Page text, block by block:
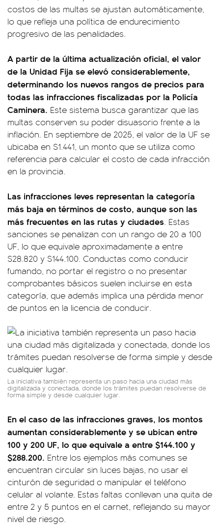
costos de las multas se ajustan automáticamente,
lo que refleja una política de endurecimiento
progresivo de las penalidades.
A partir de la última actualización oficial, el valor
de la Unidad Fija se elevó considerablemente,
determinando los nuevos rangos de precios para
todas las infracciones fiscalizadas por la Policía
Caminera. Este sistema busca garantizar que las
multas conserven su poder disuasorio frente a la
inflación. En septiembre de 2025, el valor de la UF se
ubicaba en $1.441, un monto que se utiliza como
referencia para calcular el costo de cada infracción
en la provincia.
Las infracciones leves representan la categoría
más baja en términos de costo, aunque son las
más frecuentes en las rutas y ciudades. Estas
sanciones se penalizan con un rango de 20 a 100
UF, lo que equivale aproximadamente a entre
$28.820 y $144.100. Conductas como conducir
fumando, no portar el registro o no presentar
comprobantes básicos suelen incluirse en esta
categoría, que además implica una pérdida menor
de puntos en la licencia de conducir.
La iniciativa también representa un paso hacia una ciudad más
digitalizada y conectada, donde los trámites puedan resolverse de
forma simple y desde cualquier lugar.
En el caso de las infracciones graves, los montos
aumentan considerablemente y se ubican entre
100 y 200 UF, lo que equivale a entre $144.100 y
$288.200. Entre los ejemplos más comunes se
encuentran circular sin luces bajas, no usar el
cinturón de seguridad o manipular el teléfono
celular al volante. Estas faltas conllevan una quita de
entre 2 y 5 puntos en el carnet, reflejando su mayor
nivel de riesgo.